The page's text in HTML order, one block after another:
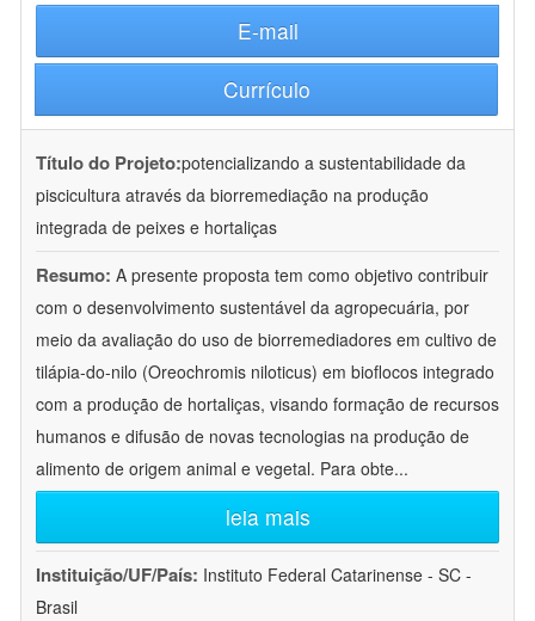
E-mail
Currículo
Título do Projeto:potencializando a sustentabilidade da
piscicultura através da biorremediação na produção
integrada de peixes e hortaliças
Resumo: A presente proposta tem como objetivo contribuir
com o desenvolvimento sustentável da agropecuária, por
meio da avaliação do uso de biorremediadores em cultivo de
tilápia-do-nilo (Oreochromis niloticus) em bioflocos integrado
com a produção de hortaliças, visando formação de recursos
humanos e difusão de novas tecnologias na produção de
alimento de origem animal e vegetal. Para obte...
leia mais
Instituição/UF/País: Instituto Federal Catarinense - SC -
Brasil